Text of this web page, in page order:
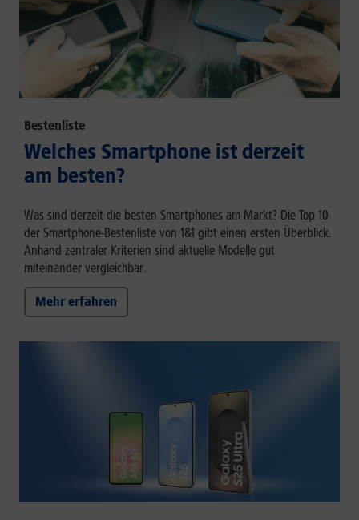
Bestenliste
Welches Smartphone ist derzeit
am besten?
Was sind derzeit die besten Smartphones am Markt? Die Top 10
der Smartphone-Bestenliste von 1&1 gibt einen ersten Überblick.
Anhand zentraler Kriterien sind aktuelle Modelle gut
miteinander vergleichbar.
Mehr erfahren